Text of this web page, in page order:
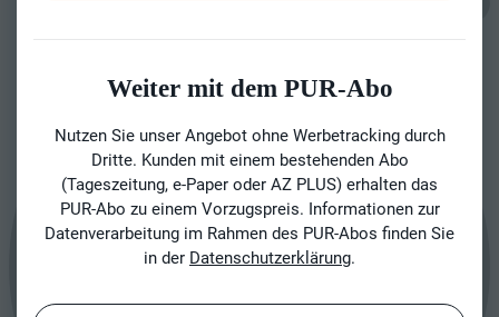
Weiter mit dem PUR-Abo
Nutzen Sie unser Angebot ohne Werbetracking durch
Dritte. Kunden mit einem bestehenden Abo
(Tageszeitung, e-Paper oder AZ PLUS) erhalten das
PUR-Abo zu einem Vorzugspreis. Informationen zur
Datenverarbeitung im Rahmen des PUR-Abos finden Sie
in der Datenschutzerklärung.